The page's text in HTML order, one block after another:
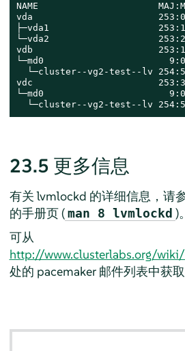
NAME                      MAJ:MIN
vda                       253:0
├─vda1                    253:1
└─vda2
vdb                       253:16
└─md0                       9:0
└─cluster--vg2-test--lv
vdc                       253:32
└─md0                       9:0
└─cluster--vg2-test--lv
23.5 更多信息
有关 lvmlockd 的详细信息，请
的手册页 ( man 8 lvmlockd )。
可从
http://www.clusterlabs.org/
处的 pacemaker 邮件列表中获取